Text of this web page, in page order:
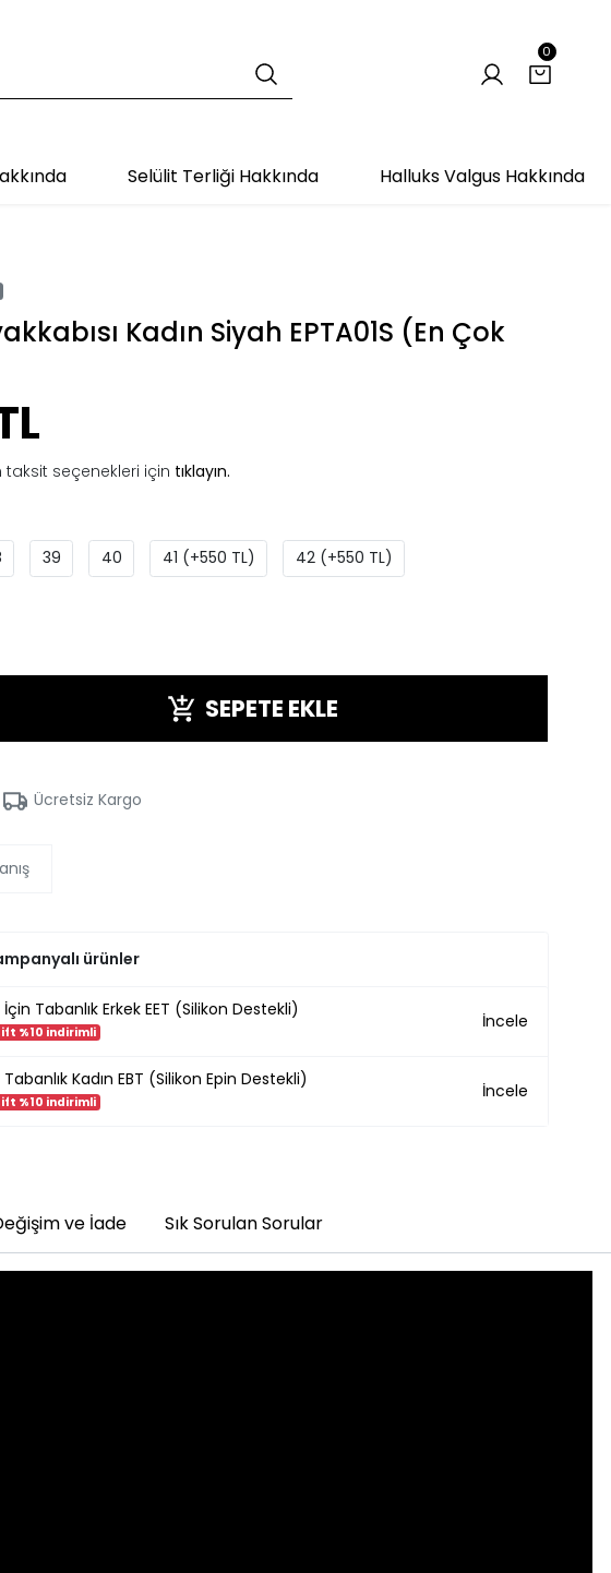
0
Selülit Terliği Hakkında Halluks Valgus Hakkında
Kadın Siyah EPTA01S (En Çok
seçenekleri için tıklayın.
39 40 41 (+550 TL) 42 (+550 TL)
SEPETE EKLE
Ücretsiz Kargo
ürünler
Tabanlık Erkek EET (Silikon Destekli)
%10 indirimli
İncele
Kadın EBT (Silikon Epin Destekli)
%10 indirimli
İncele
ve İade Sık Sorulan Sorular